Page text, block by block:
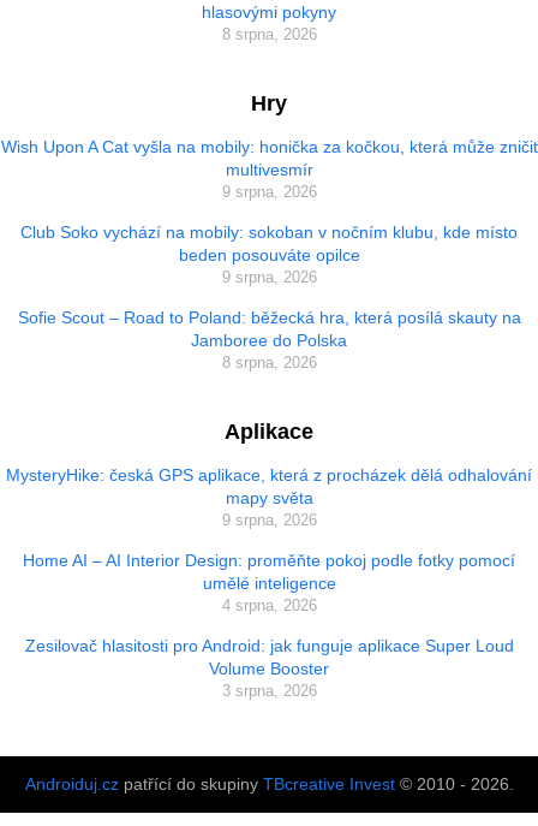
hlasovými pokyny
8 srpna, 2026
Hry
Wish Upon A Cat vyšla na mobily: honička za kočkou, která může zničit
multivesmír
9 srpna, 2026
Club Soko vychází na mobily: sokoban v nočním klubu, kde místo
beden posouváte opilce
9 srpna, 2026
Sofie Scout – Road to Poland: běžecká hra, která posílá skauty na
Jamboree do Polska
8 srpna, 2026
Aplikace
MysteryHike: česká GPS aplikace, která z procházek dělá odhalování
mapy světa
9 srpna, 2026
Home AI – AI Interior Design: proměňte pokoj podle fotky pomocí
umělé inteligence
4 srpna, 2026
Zesilovač hlasitosti pro Android: jak funguje aplikace Super Loud
Volume Booster
3 srpna, 2026
Androiduj.czpatřící do skupiny TBcreative Invest© 2010 - 2026.